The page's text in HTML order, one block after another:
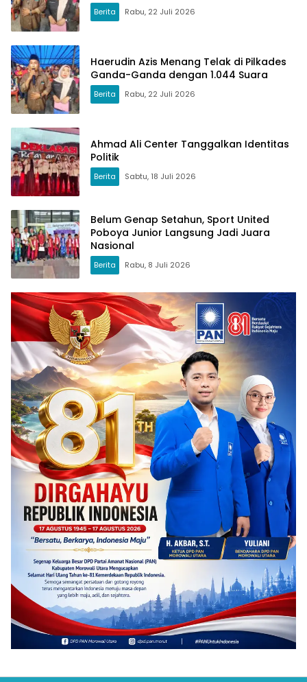
Berita Rabu, 22 Juli 2026
Haerudin Azis Menang Telak di Pilkades
Ganda-Ganda dengan 1.044 Suara
Berita Rabu, 22 Juli 2026
Ahmad Ali Center Tanggalkan Identitas
Politik
Berita Sabtu, 18 Juli 2026
Belum Genap Setahun, Sport United
Poboya Junior Langsung Jadi Juara
Nasional
Berita Rabu, 8 Juli 2026